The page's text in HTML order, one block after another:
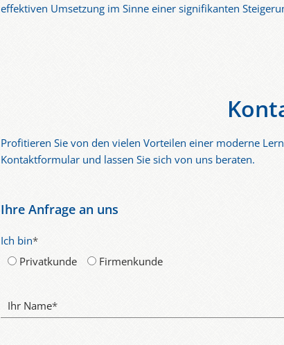
effektiven Umsetzung im Sinne einer signifikanten
Profitieren Sie von den vielen Vorteilen einer moderne
Kontaktformular und lassen Sie sich von uns beraten.
Ihre Anfrage an uns
Ich bin*
Privatkunde
Firmenkunde
Ihr Name*